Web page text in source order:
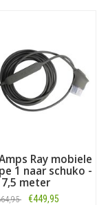
Ray mobiele
1 naar schuko -
7,5 meter
€449,95